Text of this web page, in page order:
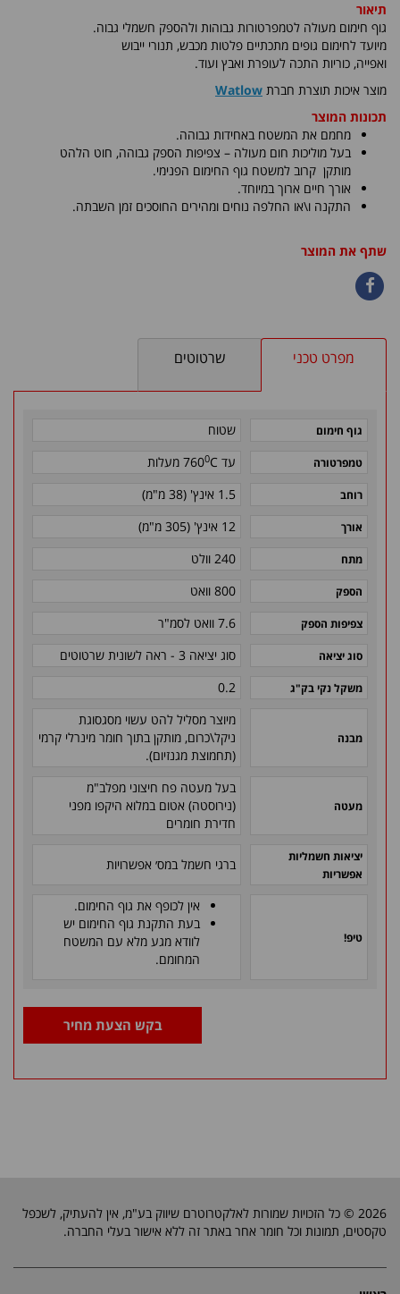
תיאור
גוף חימום מעולה לטמפרטורות גבוהות ולהספק חשמלי גבוה.
מיועד לחימום גופים מתכתיים פלטות מכבש, תנורי ייבוש
ואפייה, כוריות התכה לעופרת ואבץ ועוד.
​מוצר איכות תוצרת חברת Watlow
תכונות המוצר
מחמם את המשטח באחידות גבוהה.
בעל מוליכות חום מעולה – צפיפות הספק גבוהה, חוט הלהט
מותקן קרוב למשטח גוף החימום הפנימי.
אורך חיים ארוך במיוחד.
התקנה ו\או החלפה נוחים ומהירים החוסכים זמן השבתה.
שתף את המוצר
מפרט טכני שרטוטים
גוף חימום שטוח
טמפרטורה עד C
7600 מעלות
רוחב 1.5 אינץ' (38 מ"מ)
אורך 12 אינץ' (305 מ"מ)
מתח 240 וולט
הספק 800 וואט
צפיפות הספק 7.6 וואט לסמ"ר
סוג יציאה סוג יציאה 3 - ראה לשונית שרטוטים
משקל נקי בק"ג 0.2
מבנה
מיוצר מסליל להט עשוי מסגסוגת
ניקל\כרום, מותקן בתוך חומר מינרלי קרמי
(תחמוצת מגנזיום).
מעטה
בעל מעטה פח חיצוני מפלב"מ
(נירוסטה) אטום במלוא היקפו מפני
חדירת חומרים
יציאות חשמליות
אפשריות
ברגי חשמל במס׳ אפשרויות
טיפ!
אין לכופף את גוף החימום.
בעת התקנת גוף החימום יש
לוודא מגע מלא עם המשטח
המחומם.
בקש הצעת מחיר
2026 © כל הזכויות שמורות לאלקטרוטרם שיווק בע"מ, אין להעתיק, לשכפל
טקסטים, תמונות וכל חומר אחר באתר זה ללא אישור בעלי החברה.